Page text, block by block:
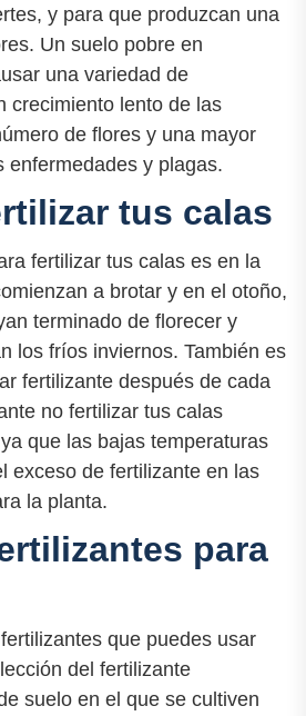
y para que produzcan una
Un suelo pobre en
una variedad de
crecimiento lento de las
de flores y una mayor
enfermedades y plagas.
tus calas
fertilizar tus calas es en la
a brotar y en el otoño,
terminado de florecer y
los fríos inviernos. También es
fertilizante después de cada
no fertilizar tus calas
que las bajas temperaturas
exceso de fertilizante en las
la planta.
para
que puedes usar
del fertilizante
suelo en el que se cultiven